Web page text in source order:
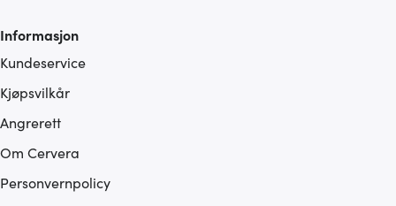
Informasjon
Kundeservice
Kjøpsvilkår
Angrerett
Om Cervera
Personvernpolicy